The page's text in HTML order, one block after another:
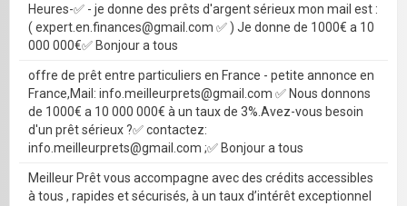
Heures-✅ - je donne des prêts d'argent sérieux mon mail est :
( expert.en.finances@gmail.com ✅ ) Je donne de 1000€ a 10
000 000€✅ Bonjour a tous
offre de prêt entre particuliers en France - petite annonce en
France,Mail: info.meilleurprets@gmail.com ✅ Nous donnons
de 1000€ a 10 000 000€ à un taux de 3%.Avez-vous besoin
d'un prêt sérieux ?✅ contactez:
info.meilleurprets@gmail.com ;✅ Bonjour a tous
Meilleur Prêt vous accompagne avec des crédits accessibles
à tous , rapides et sécurisés, à un taux d’intérêt exceptionnel